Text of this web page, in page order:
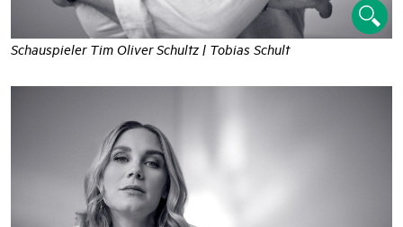
Schauspieler Tim Oliver Schultz | Tobias Schult